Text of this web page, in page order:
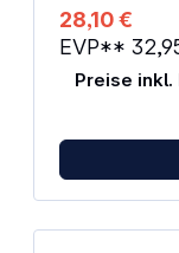
28,10 €
EVP**
Preise